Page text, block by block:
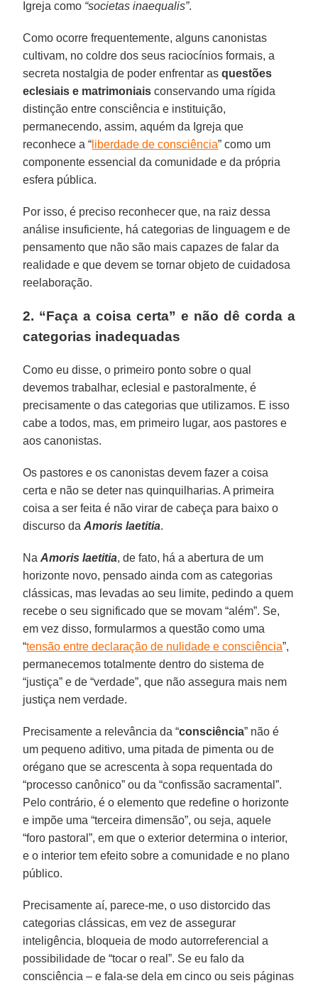
Igreja como “societas inaequalis”.
Como ocorre frequentemente, alguns canonistas
cultivam, no coldre dos seus raciocínios formais, a
secreta nostalgia de poder enfrentar asquestões
eclesiais e matrimoniais conservando uma rígida
distinção entre consciência e instituição,
permanecendo, assim, aquém da Igreja que
reconhece a “ liberdade de consciência” como um
componente essencial da comunidade e da própria
esfera pública.
Por isso, é preciso reconhecer que, na raiz dessa
análise insuficiente, há categorias de linguagem e de
pensamento que não são mais capazes de falar da
realidade e que devem se tornar objeto de cuidadosa
reelaboração.
2. “Faça a coisa certa” e não dê corda a
categorias inadequadas
Como eu disse, o primeiro ponto sobre o qual
devemos trabalhar, eclesial e pastoralmente, é
precisamente o das categorias que utilizamos. E isso
cabe a todos, mas, em primeiro lugar, aos pastores e
aos canonistas.
Os pastores e os canonistas devem fazer a coisa
certa e não se deter nas quinquilharias. A primeira
coisa a ser feita é não virar de cabeça para baixo o
discurso daAmoris laetitia.
NaAmoris laetitia, de fato, há a abertura de um
horizonte novo, pensado ainda com as categorias
clássicas, mas levadas ao seu limite, pedindo a quem
recebe o seu significado que se movam “além”. Se,
em vez disso, formularmos a questão como uma
“tensão entre declaração de nulidade e consciência”,
permanecemos totalmente dentro do sistema de
“justiça” e de “verdade”, que não assegura mais nem
justiça nem verdade.
Precisamente a relevância da “consciência” não é
um pequeno aditivo, uma pitada de pimenta ou de
orégano que se acrescenta à sopa requentada do
“processo canônico” ou da “confissão sacramental”.
Pelo contrário, é o elemento que redefine o horizonte
e impõe uma “terceira dimensão”, ou seja, aquele
“foro pastoral”, em que o exterior determina o interior,
e o interior tem efeito sobre a comunidade e no plano
público.
Precisamente aí, parece-me, o uso distorcido das
categorias clássicas, em vez de assegurar
inteligência, bloqueia de modo autorreferencial a
possibilidade de “tocar o real”. Se eu falo da
consciência – e fala-se dela em cinco ou seis páginas